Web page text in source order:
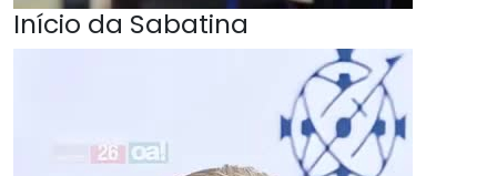
Início da Sabatina